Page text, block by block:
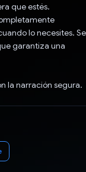
que estés.
lo necesites. Se
garantiza una
la narración segura.